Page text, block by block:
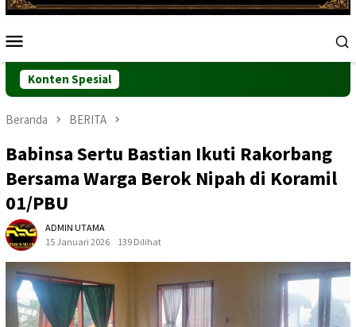
Mobile
Konten Spesial
Beranda BERITA
Babinsa Sertu Bastian Ikuti Rakorbang
Bersama Warga Berok Nipah di Koramil
01/PBU
ADMIN UTAMA
15 Januari 2026
139 Dilihat